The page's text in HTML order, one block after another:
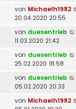
von Michaelh1982
20.04.2020 20:55
von duesentrieb
11.03.2020 21:42
von duesentrieb
25.02.2020 18:58
von duesentrieb
05.02.2020 20:33
von Michaelh1982